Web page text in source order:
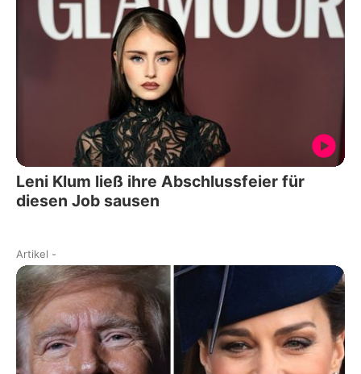
Leni Klum ließ ihre Abschlussfeier für
diesen Job sausen
Artikel -